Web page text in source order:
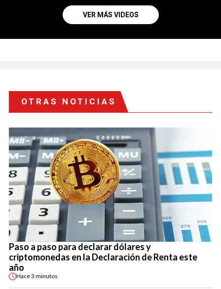
VER MÁS VIDEOS
OTRAS NOTICIAS
Paso a paso para declarar dólares y
criptomonedas en la Declaración de Renta este
año
Hace3 minutos